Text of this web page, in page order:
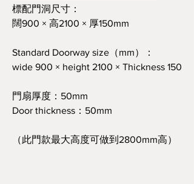
標配門洞尺寸：
闊900 × 高2100 × 厚150mm
Standard Doorway size（mm）：
wide 900 × height 2100 × Thickness 150
門扇厚度：50mm
Door thickness：50mm
（此門款最大高度可做到2800mm高）